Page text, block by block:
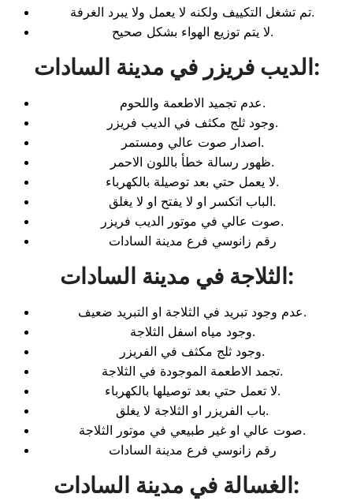
تم تشغل التكييف ولكنه لا يعمل ولا يبرد الغرفة.
لا يتم توزيع الهواء بشكل صحيح.
الديب فريزر في مدينة السادات :
عدم تجميد الاطعمة واللحوم.
وجود ثلج مكثف في الديب فريزر.
اصدار صوت عالي ومستمر.
ظهور رسالة خطأ باللون الاحمر.
لا يعمل حتي بعد توصيلة بالكهرباء.
الباب اتكسر او لا يفتح او لا يغلق.
صوت عالي في موتور الديب فريزر.
رقم زانوسي فرع مدينة السادات
الثلاجة في مدينة السادات :
عدم وجود تبريد في الثلاجة او التبريد ضعيف.
وجود مياه اسفل الثلاجة.
وجود ثلج مكثف في الفريزر.
تجمد الاطعمة الموجودة في الثلاجة.
لا تعمل حتي بعد توصيلها بالكهرباء.
باب الفريزر او الثلاجة لا يغلق.
صوت عالي او غير طبيعي في موتور الثلاجة.
رقم زانوسي فرع مدينة السادات
الغسالة في مدينة السادات :